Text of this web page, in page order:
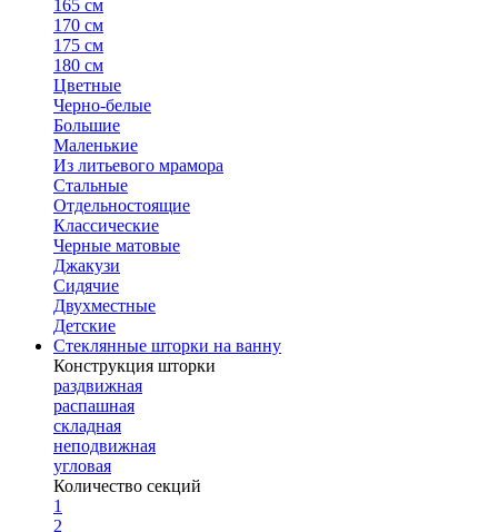
165 см
170 см
175 см
180 см
Цветные
Черно-белые
Большие
Маленькие
Из литьевого мрамора
Стальные
Отдельностоящие
Классические
Черные матовые
Джакузи
Сидячие
Двухместные
Детские
Стеклянные шторки на ванну
Конструкция шторки
раздвижная
распашная
складная
неподвижная
угловая
Количество секций
1
2